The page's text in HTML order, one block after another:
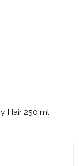
Hair 250 ml